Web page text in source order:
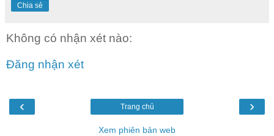
Chia sẻ
Không có nhận xét nào:
Đăng nhận xét
‹ ›
Trang chủ
Xem phiên bản web